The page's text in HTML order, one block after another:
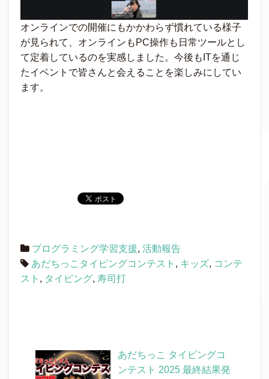
オンラインでの開催にもかかわらず慣れている様子
が見られて、オンラインもPC操作も日常ツールとし
て定着しているのを実感しました。今後もITを通じ
たイベントで皆さんと会えることを楽しみにしてい
ます。
プログラミング学習支援,活動報告
あだちっこタイピングコンテスト , キッズ, コンテ
スト , タイピング,寿司打
あだちっこ タイピングコ
ンテスト 2025 最終結果発